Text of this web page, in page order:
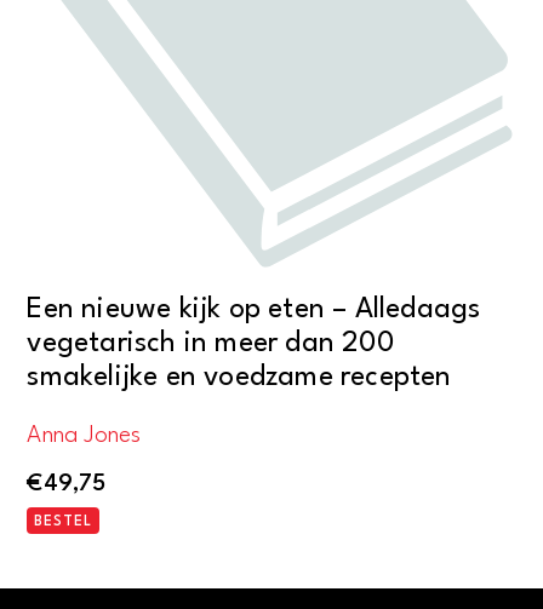
Een nieuwe kijk op eten – Alledaags
vegetarisch in meer dan 200
smakelijke en voedzame recepten
Anna Jones
€49,75
BESTEL